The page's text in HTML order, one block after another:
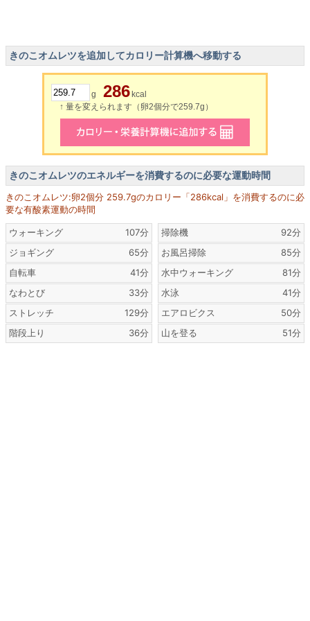
きのこオムレツを追加してカロリー計算機へ移動する
g 286 kcal
↑ 量を変えられます（卵2個分で259.7g）
きのこオムレツのエネルギーを消費するのに必要な運動時間
きのこオムレツ:卵2個分 259.7gのカロリー「286kcal」を消費するのに必
要な有酸素運動の時間
ウォーキング
107分
ジョギング
65分
自転車
41分
なわとび
33分
ストレッチ
129分
階段上り
36分
掃除機
92分
お風呂掃除
85分
水中ウォーキング
81分
水泳
41分
エアロビクス
50分
山を登る
51分